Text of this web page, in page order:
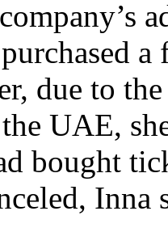
due to
UAE,
bought
Inna